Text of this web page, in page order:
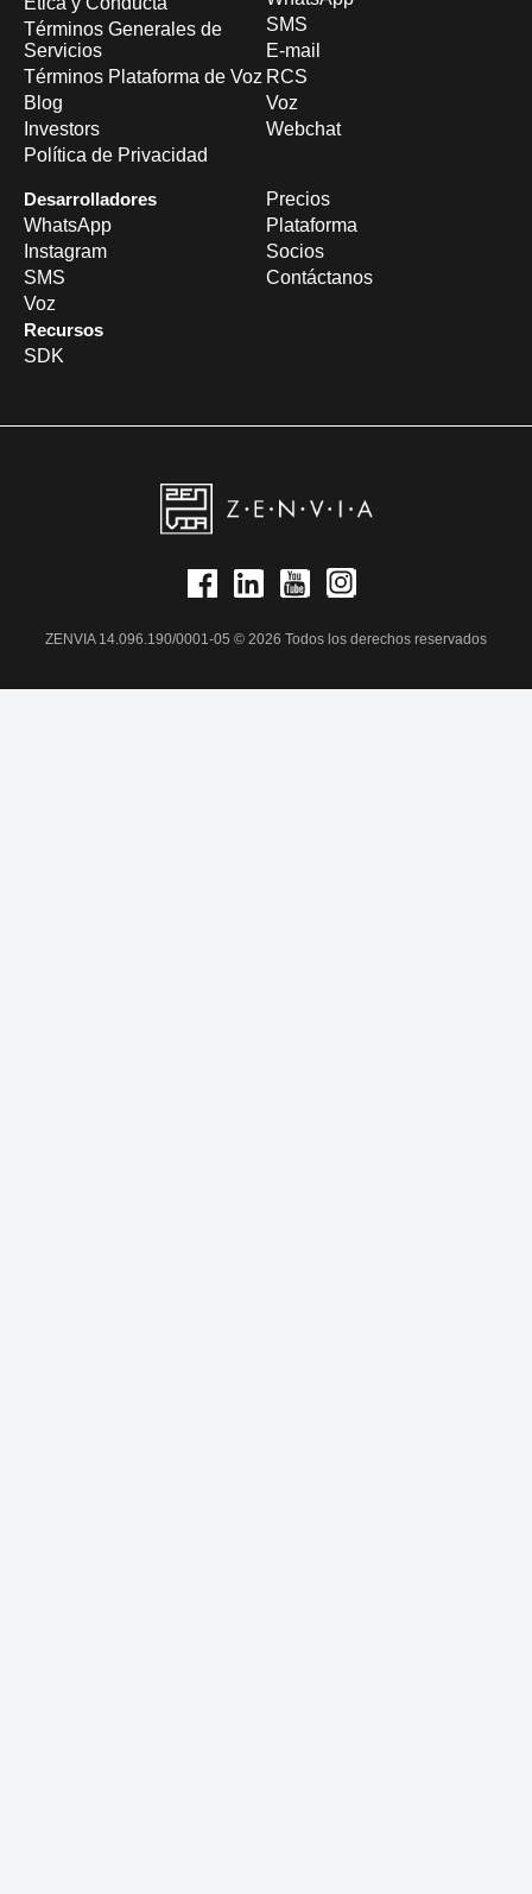
Términos Generales de
Servicios
Términos Plataforma de Voz
Blog
Investors
Política de Privacidad
SMS
E-mail
RCS
Voz
Webchat
Desarrolladores
WhatsApp
Instagram
SMS
Voz
Recursos
SDK
Precios
Plataforma
Socios
Contáctanos
ZENVIA 14.096.190/0001-05 © 2026 Todos los derechos reservados